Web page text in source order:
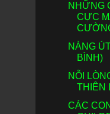
NHỮNG
CỰC
NÀNG
BÌNH)
NỖI
THIÊN
CÁC